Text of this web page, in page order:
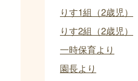
りす1組（2歳児）
りす2組（2歳児）
一時保育より
園長より